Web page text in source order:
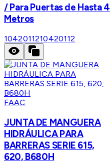
/ Para Puertas de Hasta 4
Metros
1042011210420112
FAAC
JUNTA DE MANGUERA
HIDRÁULICA PARA
BARRERAS SERIE 615,
620, B680H